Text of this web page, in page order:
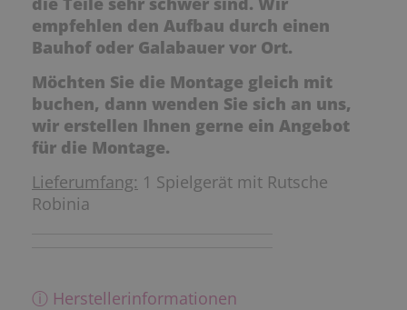
empfehlen den Aufbau durch einen
Bauhof oder Galabauer vor Ort.
Möchten Sie die Montage gleich mit
buchen, dann wenden Sie sich an uns,
wir erstellen Ihnen gerne ein Angebot
für die Montage.
Lieferumfang: 1 Spielgerät mit Rutsche
Robinia
ⓘ Herstellerinformationen